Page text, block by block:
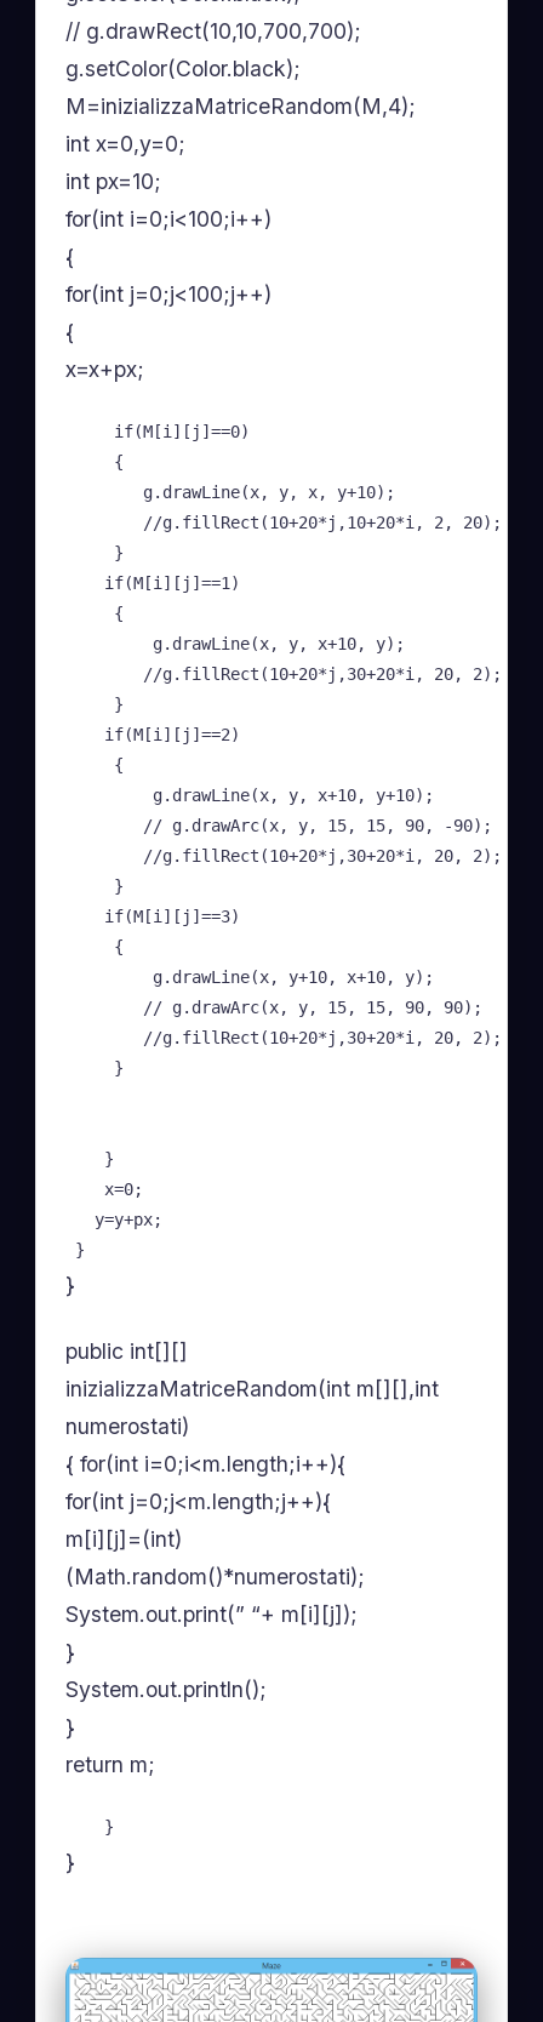
// g.drawRect(10,10,700,700);
g.setColor(Color.black);
M=inizializzaMatriceRandom(M,4);
int x=0,y=0;
int px=10;
for(int i=0;i<100;i++)
{
for(int j=0;j<100;j++)
{
x=x+px;
     if(M[i][j]==0)
     {
        g.drawLine(x, y, x, y+10);
        //g.fillRect(10+20*j,10+20*i, 2, 20);
     }
    if(M[i][j]==1)
     {
         g.drawLine(x, y, x+10, y);
        //g.fillRect(10+20*j,30+20*i, 20, 2);
     }
    if(M[i][j]==2)
     {
         g.drawLine(x, y, x+10, y+10);
        // g.drawArc(x, y, 15, 15, 90, -90);
        //g.fillRect(10+20*j,30+20*i, 20, 2);
     }
    if(M[i][j]==3)
     {
         g.drawLine(x, y+10, x+10, y);
        // g.drawArc(x, y, 15, 15, 90, 90);
        //g.fillRect(10+20*j,30+20*i, 20, 2);
     }
    }
    x=0;
   y=y+px;
}
}
public int[][]
inizializzaMatriceRandom(int m[][],int
numerostati)
{ for(int i=0;i<m.length;i++){
for(int j=0;j<m.length;j++){
m[i][j]=(int)
(Math.random()*numerostati);
System.out.print(” “+ m[i][j]);
}
System.out.println();
}
return m;
    }
}